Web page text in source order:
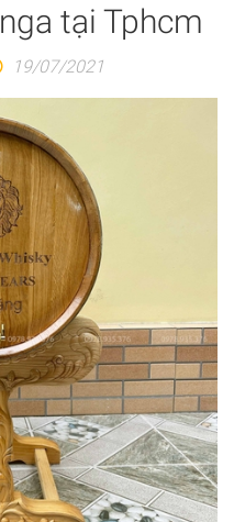
tại Tphcm
19/07/2021